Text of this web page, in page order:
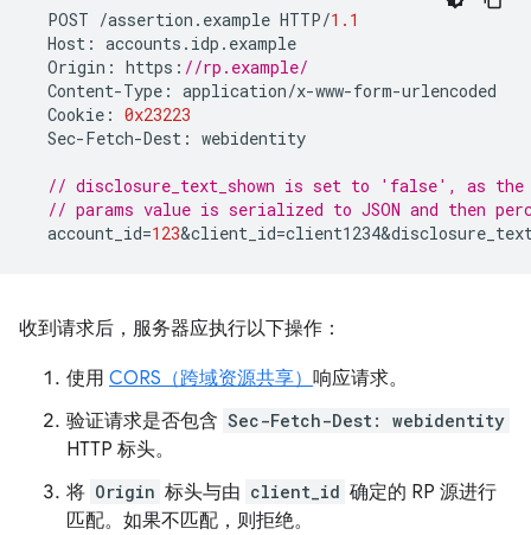
POST /assertion . example HTTP/1.1
Host : accounts . idp . example
Origin : https : //rp.example/
Content-Type : application/x-www-form-urlencoded
Cookie : 0x23223
Sec-Fetch-Dest : webidentity
// disclosure_text_shown is set to 'false', as
// params value is serialized to JSON and then
account_id=123&client_id=
收到请求后，服务器应执行以下操作：
使用 CORS（跨域资源共享） 响应请求。
验证请求是否包含 Sec-Fetch-Dest: webidentity
HTTP 标头。
将 Origin 标头与由 client_id 确定的 RP 源进行
匹配。如果不匹配，则拒绝。